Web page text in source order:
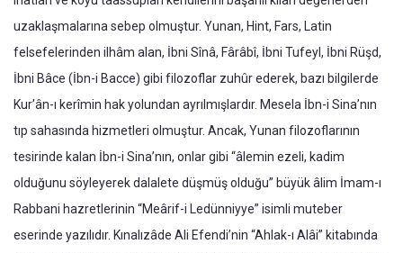
uzaklaşmalarına sebep olmuştur. Yunan, Hint, Fars, Latin
felsefelerinden ilhâm alan, İbni Sînâ, Fârâbî, İbni Tufeyl, İbni Rüşd,
İbni Bâce (İbn-i Bacce) gibi filozoflar zuhûr ederek, bazı bilgilerde
Kur’ân-ı kerîmin hak yolundan ayrılmışlardır. Mesela İbn-i Sina’nın
tıp sahasında hizmetleri olmuştur. Ancak, Yunan filozoflarının
tesirinde kalan İbn-i Sina’nın, onlar gibi “âlemin ezeli, kadim
olduğunu söyleyerek dalalete düşmüş olduğu” büyük âlim İmam-ı
Rabbani hazretlerinin “Meârif-i Ledünniyye” isimli muteber
eserinde yazılıdır. Kınalızâde Ali Efendi’nin “Ahlak-ı Alâi” kitabında